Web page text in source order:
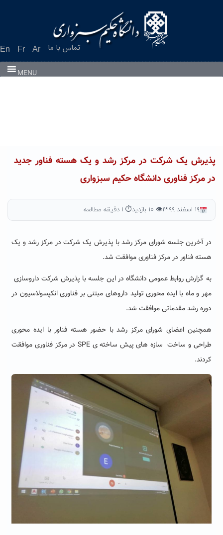
En Fr Ar تماس با ما
MENU
پذیرش یک شرکت در مرکز رشد و یک هسته فناور جدید
در مرکز فناوری دانشگاه حکیم سبزواری
۱۹ اسفند ۱۳۹۹ 👁 ۱۰ بازدید ⏱ ۱ دقیقه مطالعه
در آخرین جلسه شورای مرکز رشد با پذیرش یک شرکت در مرکز رشد و یک
هسته فناور در مرکز فناوری موافقت شد.
به گزارش روابط عمومی دانشگاه در این جلسه با پذیرش شرکت داروسازی
مهر و ماه با ایده محوری تولید داروهای مبتنی بر فناوری انکپسولاسیون در
دوره رشد مقدماتی موافقت شد.
همچنین اعضای شورای مرکز رشد با حضور هسته فناور با ایده محوری
طراحی و ساخت سازه های پیش ساخته ی SPE در مرکز فناوری موافقت
کردند.